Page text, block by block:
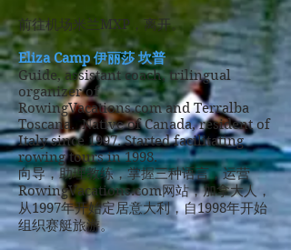
前往机场米兰MXP，离开。
Eliza Camp 伊丽莎 坎普
Guide, assistant coach, trilingual
organizer of
RowingVacations.com and Terralba
Toscana. Native of Canada, resident of
Italy since 1997. Started facilitating
rowing tours in 1998.
向导，助理教练，掌握三种语言，运营
RowingVacations.com网站，加拿大人，
从1997年开始定居意大利，自1998年开始
组织赛艇旅游。